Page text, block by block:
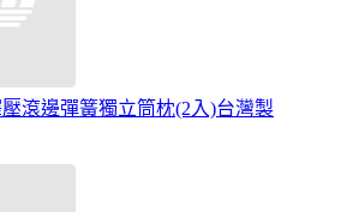
滾邊彈簧獨立筒枕(2入)台灣製